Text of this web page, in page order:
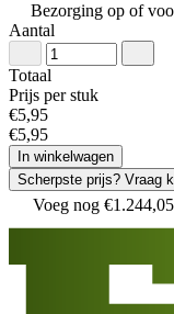
Bezorging op of
Aantal
Totaal
Prijs per stuk
€5,95
€5,95
In winkelwagen
Scherpste prijs? Vraag
Voeg nog €1 .244,05